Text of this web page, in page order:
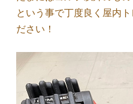
という事で丁度良く屋内
ださい！